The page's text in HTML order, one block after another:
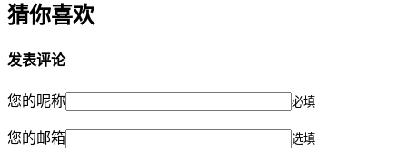
猜你喜欢
发表评论
您的昵称 必填
您的邮箱 选填